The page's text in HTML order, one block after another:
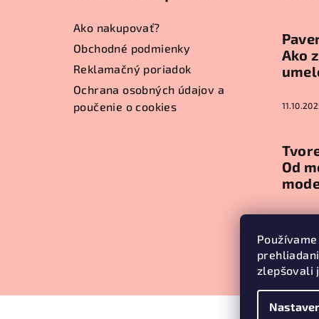
zlepšovali
Ako nakupovať?
Obchodné podmienky
Reklamačný poriadok
Ochrana osobných údajov a
poučenie o cookies
Ako
Od